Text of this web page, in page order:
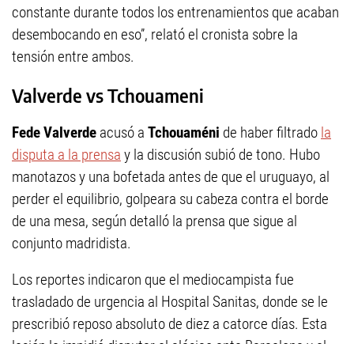
constante durante todos los entrenamientos que acaban
desembocando en eso”, relató el cronista sobre la
tensión entre ambos.
Valverde vs Tchouameni
Fede Valverde acusó a Tchouaméni de haber filtrado la
disputa a la prensa y la discusión subió de tono. Hubo
manotazos y una bofetada antes de que el uruguayo, al
perder el equilibrio, golpeara su cabeza contra el borde
de una mesa, según detalló la prensa que sigue al
conjunto madridista.
Los reportes indicaron que el mediocampista fue
trasladado de urgencia al Hospital Sanitas, donde se le
prescribió reposo absoluto de diez a catorce días. Esta